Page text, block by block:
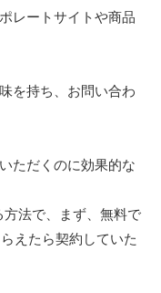
レートサイトや商品
を持ち、お問い合わ
ただくのに効果的な
法で、まず、無料で
えたら契約していた